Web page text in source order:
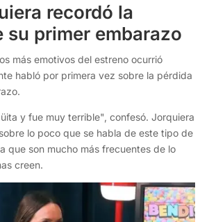
recordó la
su primer embarazo
más emotivos del estreno ocurrió
habló por primera vez sobre la pérdida
y fue muy terrible", confesó. Jorquiera
lo poco que se habla de este tipo de
que son mucho más frecuentes de lo
creen.